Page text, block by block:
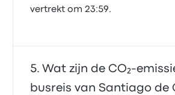
vertrekt om 23:59.
Wat zijn de CO₂-
busreis van Santiago de